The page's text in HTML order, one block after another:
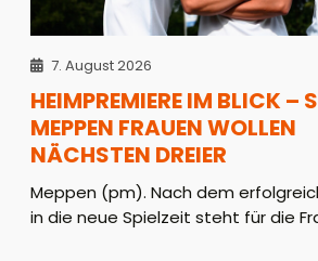
7. August 2026
HEIMPREMIERE IM BLICK –
MEPPEN FRAUEN WOLLEN
NÄCHSTEN DREIER
Meppen (pm). Nach dem
in die neue Spielzeit steht für die